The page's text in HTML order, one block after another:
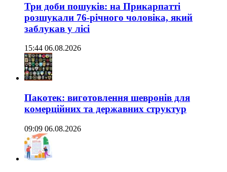
Три доби пошуків: на Прикарпатті
розшукали 76-річного чоловіка, який
заблукав у лісі
15:44 06.08.2026
Пакотек: виготовлення шевронів для
комерційних та державних структур
09:09 06.08.2026